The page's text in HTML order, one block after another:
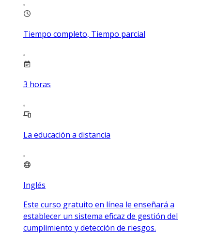
Tiempo completo, Tiempo parcial
3 horas
La educación a distancia
Inglés
Este curso gratuito en línea le enseñará a
establecer un sistema eficaz de gestión del
cumplimiento y detección de riesgos.